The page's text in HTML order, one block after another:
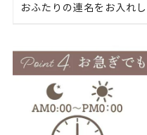
おふたりの連名をお入れ